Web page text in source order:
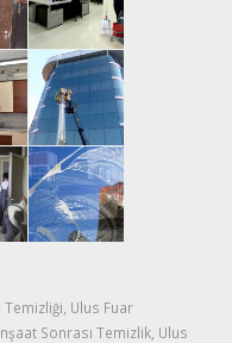
Temizliği Ulus Fuar
Sonrası Temizlik, Ulus